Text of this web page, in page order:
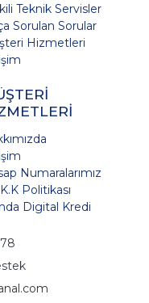
Teknik Servisler
Sorulan Sorular
Hizmetleri
Numaralarımız
Politikası
Digital Kredi